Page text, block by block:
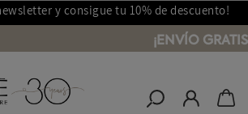
y consigue tu 10% de descuento!
¡ENVÍO
Salones Lakmé